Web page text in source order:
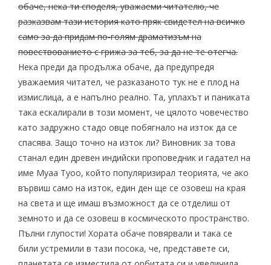
обаче, нека ти споделя, уважаеми читателю, че
разказвам тази история като пряк свидетел на всичко
само за да придам по-голям драматизъм на
повествованието с грижа за теб, за да не те отегча.
Нека преди да продължа обаче, да предупредя
уважаемия читател, че разказаното тук не е плод на
измислица, а е напълно реално. Та, уплахът и паниката
така ескалирали в този момент, че цялото човечество
като задружно стадо овце побягнало на изток да се
спасява. Защо точно на изток ли? Виновник за това
станал един древен индийски проповедник и гадател на
име Муаа Туоо, който популяризирал теорията, че ако
вървиш само на изток, един ден ще се озовеш на края
на света и ще имаш възможност да се отделиш от
земното и да се озовеш в космическото пространство.
Пълни глупости! Хората обаче повярвали и така се
били устремили в тази посока, че, представете си,